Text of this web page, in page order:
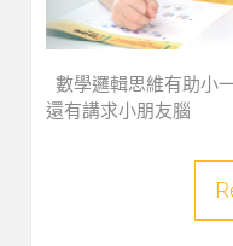
數學邏輯思維有助小
還有講求小朋友腦